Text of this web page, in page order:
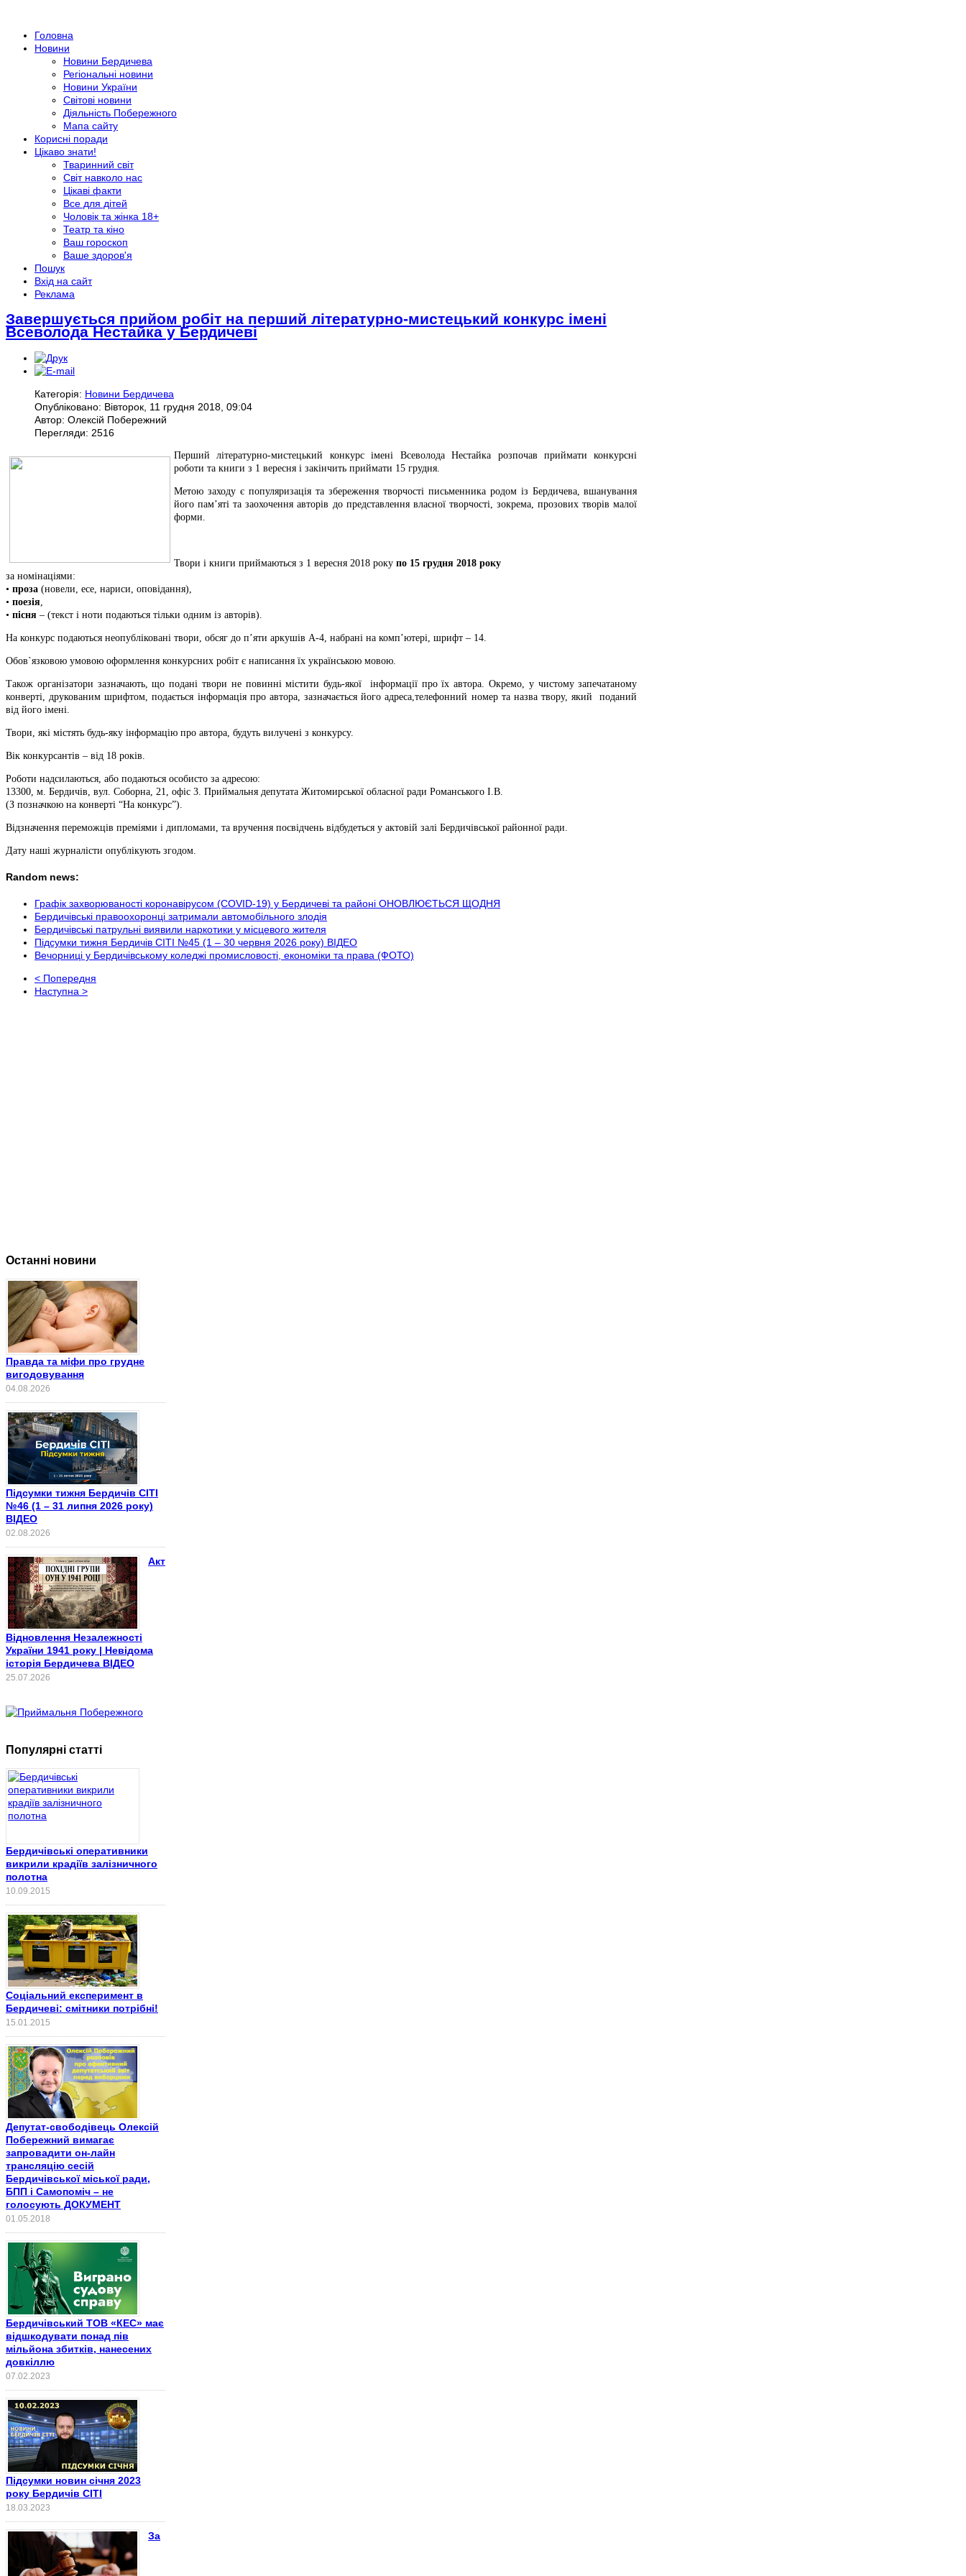
Головна
Новини
Новини Бердичева
Регіональні новини
Новини України
Світові новини
Діяльність Побережного
Мапа сайту
Корисні поради
Цікаво знати!
Тваринний світ
Світ навколо нас
Цікаві факти
Все для дітей
Чоловік та жінка 18+
Театр та кіно
Ваш гороскоп
Ваше здоров'я
Пошук
Вхід на сайт
Реклама
Завершується прийом робіт на перший літературно-мистецький конкурс імені
Всеволода Нестайка у Бердичеві
Категорія: Новини Бердичева
Опубліковано: Вівторок, 11 грудня 2018, 09:04
Автор: Олексій Побережний
Перегляди: 2516
Перший літературно-мистецький конкурс імені Всеволода Нестайка розпочав приймати конкурсні
роботи та книги з 1 вересня і закінчить приймати 15 грудня.
Метою заходу є популяризація та збереження творчості письменника родом із Бердичева, вшанування
його пам’яті та заохочення авторів до представлення власної творчості, зокрема, прозових творів малої
форми.
Твори і книги приймаються з 1 вересня 2018 року по 15 грудня 2018 року
за номінаціями:
• проза (новели, есе, нариси, оповідання),
• поезія
• пісня – (текст і ноти подаються тільки одним із авторів).
На конкурс подаються неопубліковані твори, обсяг до п’яти аркушів А-4, набрані на комп’ютері, шрифт – 14.
Обов`язковою умовою оформлення конкурсних робіт є написання їх українською мовою.
Також організатори зазначають, що подані твори не повинні містити будь-якої інформації про їх автора. Окремо, у чистому запечатаному
конверті, друкованим шрифтом, подається інформація про автора, зазначається його адреса,телефонний номер та назва твору, який поданий
від його імені.
Твори, які містять будь-яку інформацію про автора, будуть вилучені з конкурсу.
Вік конкурсантів – від 18 років.
Роботи надсилаються, або подаються особисто за адресою:
13300, м. Бердичів, вул. Соборна, 21, офіс 3. Приймальня депутата Житомирської обласної ради Романського І.В.
(З позначкою на конверті “На конкурс”).
Відзначення переможців преміями і дипломами, та вручення посвідчень відбудеться у актовій залі Бердичівської районної ради.
Дату наші журналісти опублікують згодом.
Random news:
Графік захворюваності коронавірусом (COVID-19) у Бердичеві та районі ОНОВЛЮЄТЬСЯ ЩОДНЯ
Бердичівські правоохоронці затримали автомобільного злодія
Бердичівські патрульні виявили наркотики у місцевого жителя
Підсумки тижня Бердичів СІТІ №45 (1 – 30 червня 2026 року) ВІДЕО
Вечорниці у Бердичівському коледжі промисловості, економіки та права (ФОТО)
< Попередня
Наступна >
Останні новини
Правда та міфи про грудне
вигодовування
04.08.2026
Підсумки тижня Бердичів СІТІ
№46 (1 – 31 липня 2026 року)
ВІДЕО
02.08.2026
Акт
Відновлення Незалежності
України 1941 року | Невідома
історія Бердичева ВІДЕО
25.07.2026
Популярні статті
Бердичівські оперативники
викрили крадіїв залізничного
полотна
10.09.2015
Соціальний експеримент в
Бердичеві: смітники потрібні!
15.01.2015
Депутат-свободівець Олексій
Побережний вимагає
запровадити он-лайн
трансляцію сесій
Бердичівської міської ради,
БПП і Самопоміч – не
голосують ДОКУМЕНТ
01.05.2018
Бердичівський ТОВ «КЕС» має
відшкодувати понад пів
мільйона збитків, нанесених
довкіллю
07.02.2023
Підсумки новин січня 2023
року Бердичів СІТІ
18.03.2023
За